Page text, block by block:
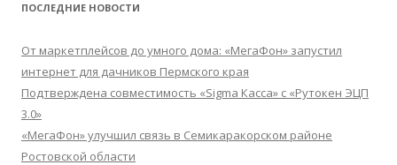
ПОСЛЕДНИЕ НОВОСТИ
От маркетплейсов до умного дома: «МегаФон» запустил
интернет для дачников Пермского края
Подтверждена совместимость «Sigma Касса» с «Рутокен ЭЦП
3.0»
«МегаФон» улучшил связь в Семикаракорском районе
Ростовской области